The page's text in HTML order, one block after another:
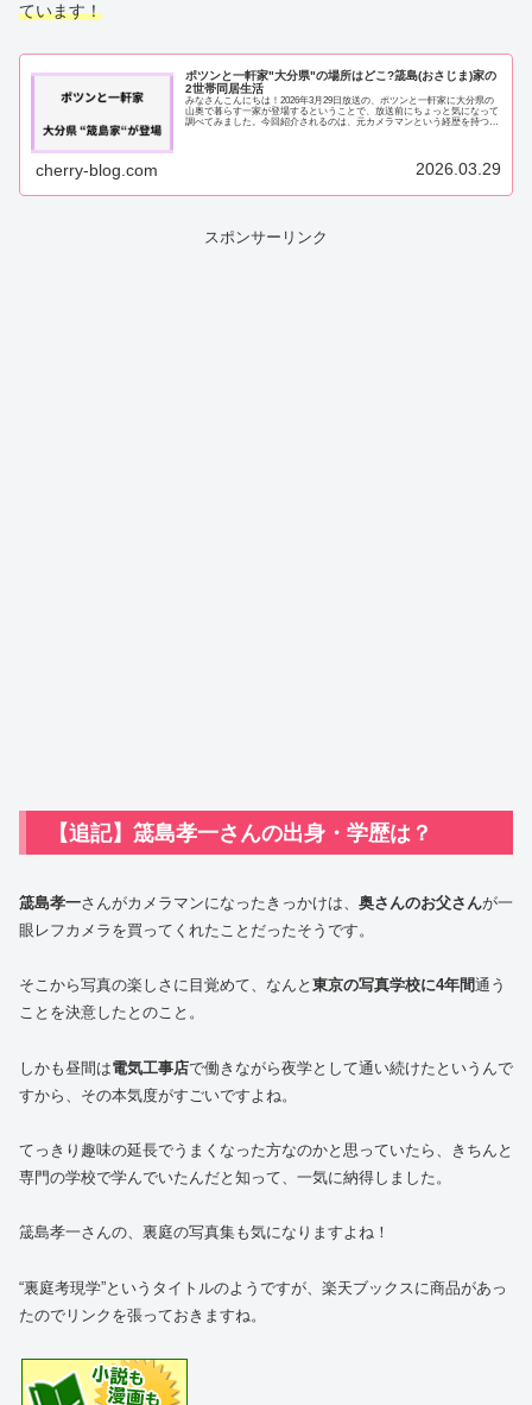
ています！
ポツンと一軒家"大分県"の場所はどこ?筬島(おさじま)家の
2世帯同居生活
みなさんこんにちは！2026年3月29日放送の、ポツンと一軒家に大分県の
山奥で暮らす一家が登場するということで、放送前にちょっと気になって
調べてみました。今回紹介されるのは、元カメラマンという経歴を持つ筬
cherry-blog.com 2026.03.29
スポンサーリンク
【追記】筬島孝一さんの出身・学歴は？
筬島孝一さんがカメラマンになったきっかけは、 奥さんのお父さんが一
眼レフカメラを買ってくれたことだったそうです。
そこから写真の楽しさに目覚めて、なんと 東京の写真学校に4年間通う
ことを決意したとのこと。
しかも昼間は電気工事店で働きながら夜学として通い続けたというんで
すから、その本気度がすごいですよね。
てっきり趣味の延長でうまくなった方なのかと思っていたら、きちんと
専門の学校で学んでいたんだと知って、一気に納得しました。
筬島孝一さんの、裏庭の写真集も気になりますよね！
“裏庭考現学”というタイトルのようですが、楽天ブックスに商品があっ
たのでリンクを張っておきますね。